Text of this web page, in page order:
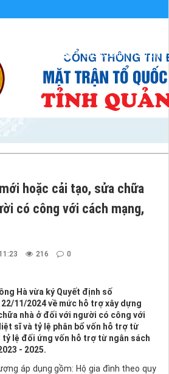
Sơ đồ cổng Liên kết
hoặc cải tạo, sửa chữa
có công với cách mạng,
216 0
Hà vừa ký Quyết định số
11/2024 về mức hỗ trợ xây dựng
nhà ở đối với người có công với
sĩ và tỷ lệ phân bổ vốn hỗ trợ từ
lệ đối ứng vốn hỗ trợ từ ngân sách
- 2025.
áp dụng gồm: Hộ gia đình theo quy